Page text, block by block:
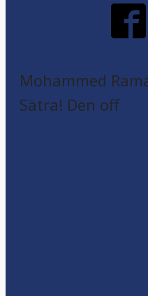
Mohammed
Sätra! Den off